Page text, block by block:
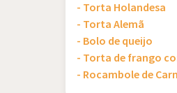
- Torta Holandesa
- Torta Alemã
- Bolo de queijo
- Torta de frango
- Rocambole de